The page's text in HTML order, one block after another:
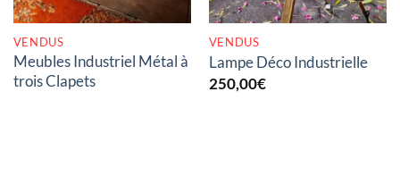
VENDUS
Meubles Industriel Métal à
trois Clapets
VENDUS
Lampe Déco Industrielle
250,00€